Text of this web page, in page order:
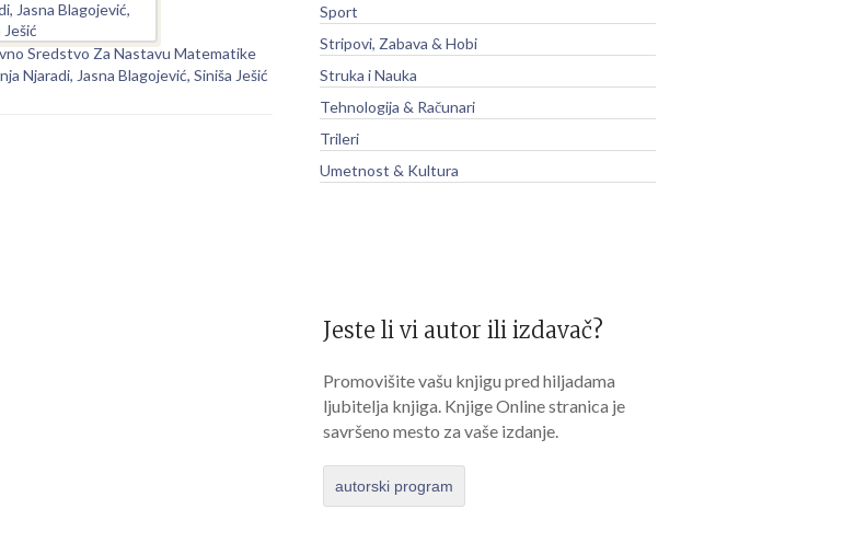
Sredstvo Za Nastavu Matematike
Njaradi, Jasna Blagojević, Siniša Ješić
Sport
Stripovi, Zabava & Hobi
Struka i Nauka
Tehnologija & Računari
Trileri
Umetnost & Kultura
Jeste li vi autor ili izdavač?
Promovišite vašu knjigu pred hiljadama
ljubitelja knjiga. Knjige Online stranica je
savršeno mesto za vaše izdanje.
autorski program